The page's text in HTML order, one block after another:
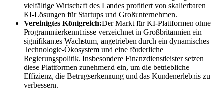
vielfältige Wirtschaft des Landes profitiert von skalierbaren
KI-Lösungen für Startups und Großunternehmen.
Vereinigtes Königreich:Der Markt für KI-Plattformen ohne
Programmierkenntnisse verzeichnet in Großbritannien ein
signifikantes Wachstum, angetrieben durch ein dynamisches
Technologie-Ökosystem und eine förderliche
Regierungspolitik. Insbesondere Finanzdienstleister setzen
diese Plattformen zunehmend ein, um die betriebliche
Effizienz, die Betrugserkennung und das Kundenerlebnis zu
verbessern.